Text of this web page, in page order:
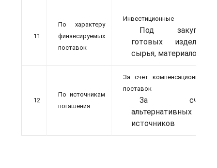
11
По характеру
финансируемых
поставок
Инвестиционные
Под закупки
готовых изделий,
сырья, материалов
12
По источникам
погашения
За счет компенсационных
поставок
За счет
альтернативных
источников